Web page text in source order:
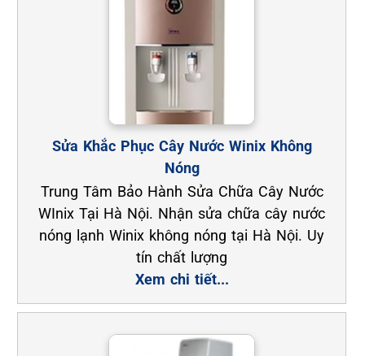
Sửa Khắc Phục Cây Nước Winix Không
Nóng
Trung Tâm Bảo Hành Sửa Chữa Cây Nước
WInix Tại Hà Nội. Nhận sửa chữa cây nước
nóng lạnh Winix không nóng tại Hà Nội. Uy
tín chất lượng
Xem chi tiết...